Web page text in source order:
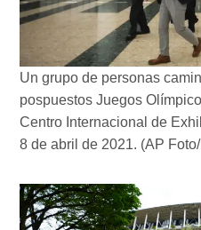
Un grupo de personas
pospuestos Juegos
Centro Internacional de
8 de abril de 2021. (AP